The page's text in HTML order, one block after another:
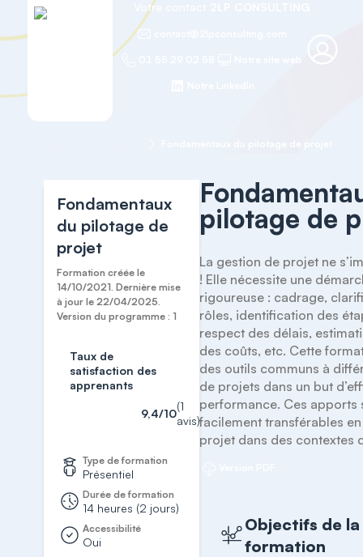
Votre contact
Fondamentaux
du pilotage de
projet
Formation créée le
14/10/2021. Dernière mise
à jour le 22/04/2025.
Version du programme : 1
Taux de
satisfaction des
apprenants
9,4/10
(1
avis)
Type de formation
Présentiel
Durée de formation
14 heures (2 jours)
Accessibilité
Oui
pilotage de
La gestion de projet ne
! Elle nécessite une
rigoureuse : cadrage,
rôles, identification des
respect des délais,
des coûts, etc. Cette
des outils communs à
de projets dans un but
performance. Ces apports
facilement transférables
projet dans des contextes
Objectifs de la
formation